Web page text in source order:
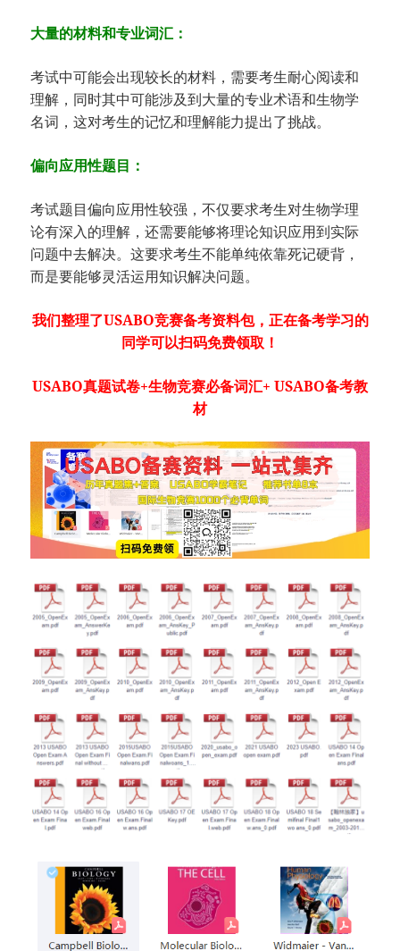
大量的材料和专业词汇：
考试中可能会出现较长的材料，需要考生耐心阅读和
理解，同时其中可能涉及到大量的专业术语和生物学
名词，这对考生的记忆和理解能力提出了挑战。
偏向应用性题目：
考试题目偏向应用性较强，不仅要求考生对生物学理
论有深入的理解，还需要能够将理论知识应用到实际
问题中去解决。这要求考生不能单纯依靠死记硬背，
而是要能够灵活运用知识解决问题。
我们整理了USABO竞赛备考资料包，正在备考学习的
同学可以扫码免费领取！
USABO真题试卷+生物竞赛必备词汇+ USABO备考教
材